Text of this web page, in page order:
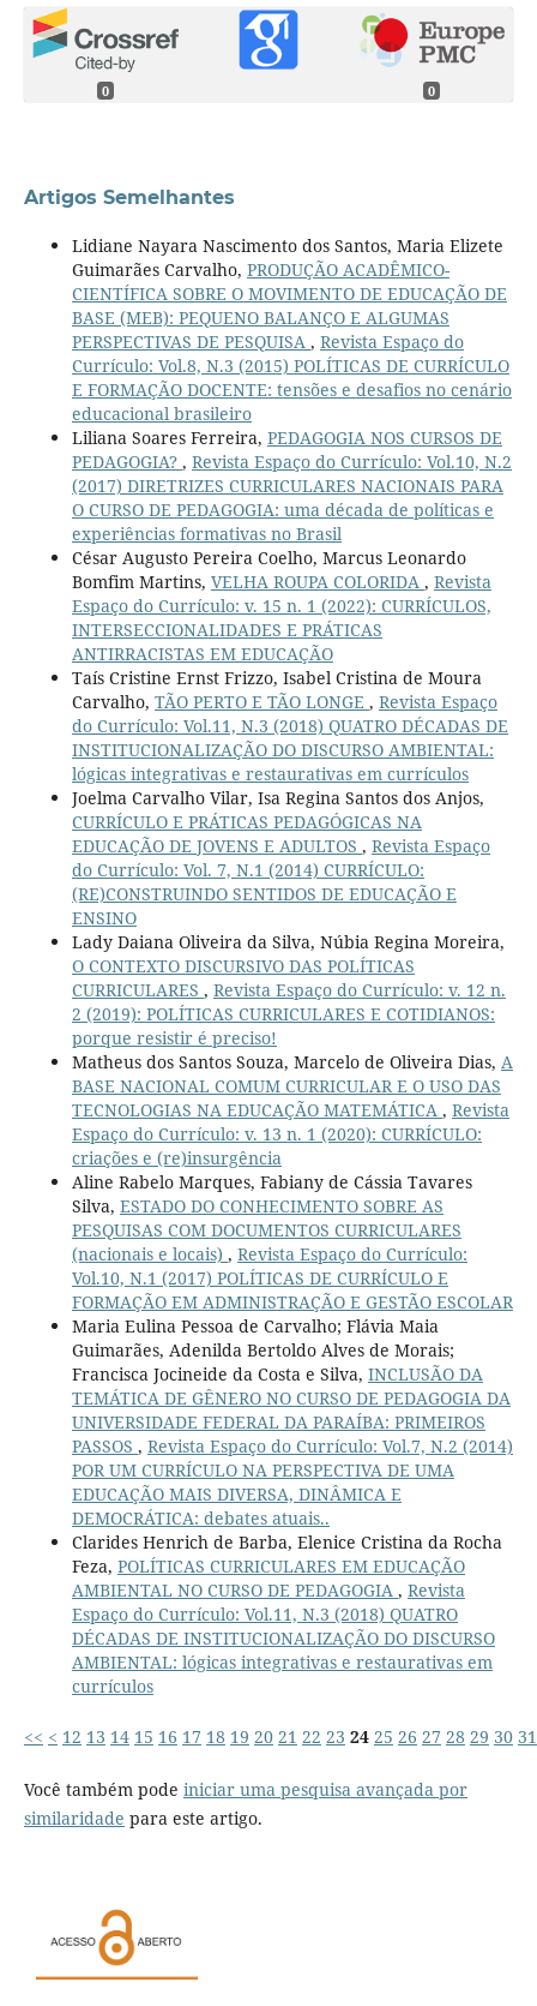
0 0
Artigos Semelhantes
Lidiane Nayara Nascimento dos Santos, Maria Elizete
Guimarães Carvalho, PRODUÇÃO ACADÊMICO-
CIENTÍFICA SOBRE O MOVIMENTO DE EDUCAÇÃO DE
BASE (MEB): PEQUENO BALANÇO E ALGUMAS
PERSPECTIVAS DE PESQUISA , Revista Espaço do
Currículo: Vol.8, N.3 (2015) POLÍTICAS DE CURRÍCULO
E FORMAÇÃO DOCENTE: tensões e desafios no cenário
educacional brasileiro
Liliana Soares Ferreira, PEDAGOGIA NOS CURSOS DE
PEDAGOGIA? , Revista Espaço do Currículo: Vol.10, N.2
(2017) DIRETRIZES CURRICULARES NACIONAIS PARA
O CURSO DE PEDAGOGIA: uma década de políticas e
experiências formativas no Brasil
César Augusto Pereira Coelho, Marcus Leonardo
Bomfim Martins, VELHA ROUPA COLORIDA , Revista
Espaço do Currículo: v. 15 n. 1 (2022): CURRÍCULOS,
INTERSECCIONALIDADES E PRÁTICAS
ANTIRRACISTAS EM EDUCAÇÃO
Taís Cristine Ernst Frizzo, Isabel Cristina de Moura
Carvalho, TÃO PERTO E TÃO LONGE , Revista Espaço
do Currículo: Vol.11, N.3 (2018) QUATRO DÉCADAS DE
INSTITUCIONALIZAÇÃO DO DISCURSO AMBIENTAL:
lógicas integrativas e restaurativas em currículos
Joelma Carvalho Vilar, Isa Regina Santos dos Anjos,
CURRÍCULO E PRÁTICAS PEDAGÓGICAS NA
EDUCAÇÃO DE JOVENS E ADULTOS , Revista Espaço
do Currículo: Vol. 7, N.1 (2014) CURRÍCULO:
(RE)CONSTRUINDO SENTIDOS DE EDUCAÇÃO E
ENSINO
Lady Daiana Oliveira da Silva, Núbia Regina Moreira,
O CONTEXTO DISCURSIVO DAS POLÍTICAS
CURRICULARES , Revista Espaço do Currículo: v. 12 n.
2 (2019): POLÍTICAS CURRICULARES E COTIDIANOS:
porque resistir é preciso!
Matheus dos Santos Souza, Marcelo de Oliveira Dias, A
BASE NACIONAL COMUM CURRICULAR E O USO DAS
TECNOLOGIAS NA EDUCAÇÃO MATEMÁTICA , Revista
Espaço do Currículo: v. 13 n. 1 (2020): CURRÍCULO:
criações e (re)insurgência
Aline Rabelo Marques, Fabiany de Cássia Tavares
Silva, ESTADO DO CONHECIMENTO SOBRE AS
PESQUISAS COM DOCUMENTOS CURRICULARES
(nacionais e locais) , Revista Espaço do Currículo:
Vol.10, N.1 (2017) POLÍTICAS DE CURRÍCULO E
FORMAÇÃO EM ADMINISTRAÇÃO E GESTÃO ESCOLAR
Maria Eulina Pessoa de Carvalho; Flávia Maia
Guimarães, Adenilda Bertoldo Alves de Morais;
Francisca Jocineide da Costa e Silva, INCLUSÃO DA
TEMÁTICA DE GÊNERO NO CURSO DE PEDAGOGIA DA
UNIVERSIDADE FEDERAL DA PARAÍBA: PRIMEIROS
PASSOS , Revista Espaço do Currículo: Vol.7, N.2 (2014)
POR UM CURRÍCULO NA PERSPECTIVA DE UMA
EDUCAÇÃO MAIS DIVERSA, DINÂMICA E
DEMOCRÁTICA: debates atuais..
Clarides Henrich de Barba, Elenice Cristina da Rocha
Feza, POLÍTICAS CURRICULARES EM EDUCAÇÃO
AMBIENTAL NO CURSO DE PEDAGOGIA , Revista
Espaço do Currículo: Vol.11, N.3 (2018) QUATRO
DÉCADAS DE INSTITUCIONALIZAÇÃO DO DISCURSO
AMBIENTAL: lógicas integrativas e restaurativas em
currículos
<< < 12 13 14 15 16 17 18 19 20 21 22 23 24 25 26 27 28 29 30 31
Você também pode iniciar uma pesquisa avançada por
similaridade para este artigo.